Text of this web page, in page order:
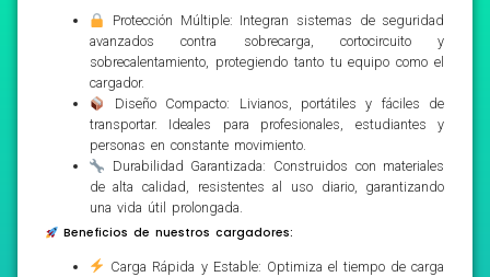
Protección Múltiple: Integran sistemas de seguridad
avanzados contra sobrecarga, cortocircuito y
sobrecalentamiento, protegiendo tanto tu equipo como el
cargador.
Diseño Compacto: Livianos, portátiles y fáciles de
transportar. Ideales para profesionales, estudiantes y
personas en constante movimiento.
Durabilidad Garantizada: Construidos con materiales
de alta calidad, resistentes al uso diario, garantizando
una vida útil prolongada.
Beneficios de nuestros cargadores:
Carga Rápida y Estable: Optimiza el tiempo de carga